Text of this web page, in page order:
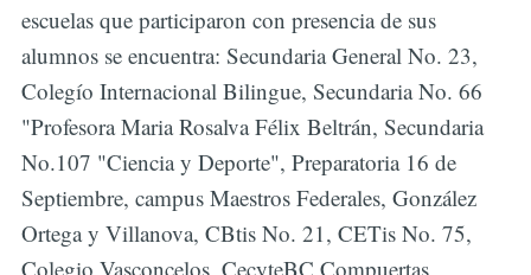
escuelas que participaron con presencia de sus
alumnos se encuentra: Secundaria General No. 23,
Colegío Internacional Bilingue, Secundaria No. 66
"Profesora Maria Rosalva Félix Beltrán, Secundaria
No.107 "Ciencia y Deporte", Preparatoria 16 de
Septiembre, campus Maestros Federales, González
Ortega y Villanova, CBtis No. 21, CETis No. 75,
Colegio Vasconcelos, CecyteBC Compuertas,